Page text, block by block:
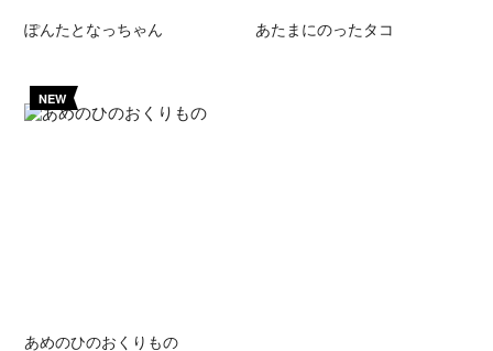
ぽんたとなっちゃん あたまにのったタコ
NEW
あめのひのおくりもの